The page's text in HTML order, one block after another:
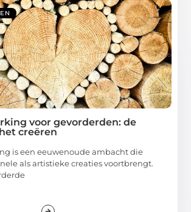
voor gevorderden: de
creëren
is een eeuwenoude ambacht die
als artistieke creaties voortbrengt.